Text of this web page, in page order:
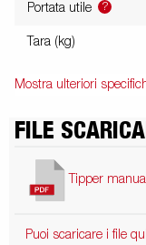
Portata utile ?
Tara (kg)
Mostra ulteriori
FILE
Tipper manual
Puoi scaricare i file